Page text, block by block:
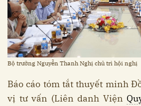
Bộ trưởng Nguyễn Thanh Nghị chủ trì hội nghị
Báo cáo tóm tắt thuyết minh
vị tư vấn (Liên danh Viện